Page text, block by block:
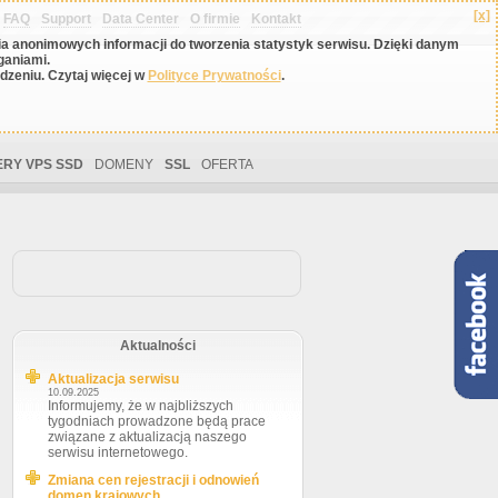
[x]
anonimowych informacji do tworzenia statystyk serwisu. Dzięki danym
Czytaj więcej w Polityce Prywatności.
FAQ Support Data Center O firmie Kontakt
VPS SSD DOMENY SSL OFERTA
Aktualności
Aktualizacja serwisu
10.09.2025
Informujemy, że w najbliższych
tygodniach prowadzone będą prace
związane z aktualizacją naszego
serwisu internetowego.
Zmiana cen rejestracji i odnowień